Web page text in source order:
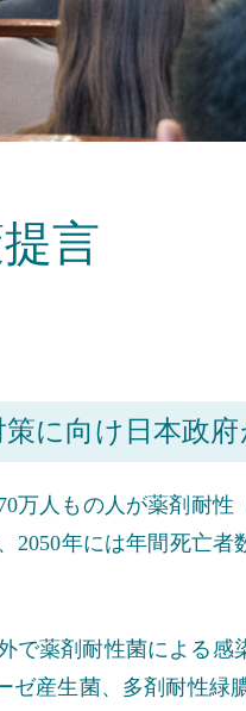
言
に向け日本政
万人もの人が薬剤耐性
2050年には年間死亡
で薬剤耐性菌による
ゼ産生菌、多剤耐性緑